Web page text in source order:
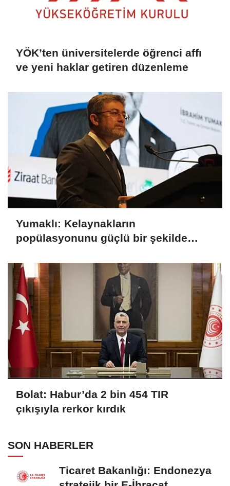
YÖK’ten üniversitelerde öğrenci affı
ve yeni haklar getiren düzenleme
Yumaklı: Kelaynakların
popülasyonunu güçlü bir şekilde
Bolat: Habur’da 2 bin 454 TIR
çıkışıyla rerkor kırdık
SON HABERLER
Ticaret Bakanlığı: Endonezya